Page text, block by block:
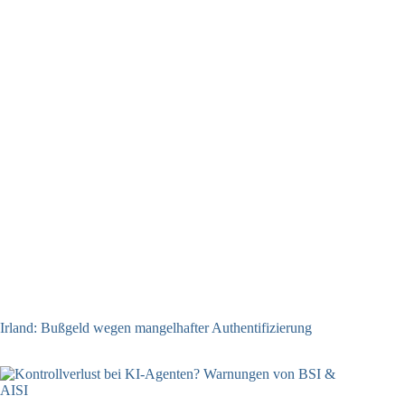
Irland: Bußgeld wegen mangelhafter Authentifizierung